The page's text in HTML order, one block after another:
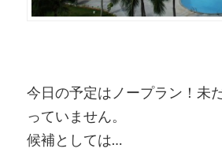
今日の予定はノープラン！未
っていません。
候補としては…